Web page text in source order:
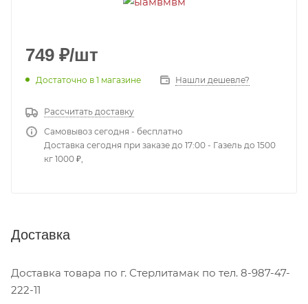
749 ₽/шт
Достаточно в 1 магазине Нашли дешевле?
Рассчитать доставку
Самовывоз сегодня - бесплатно
Доставка сегодня при заказе до 17:00 - Газель до 1500
кг 1000 ₽,
Доставка
Доставка товара по г. Стерлитамак по тел. 8-987-47-
222-11